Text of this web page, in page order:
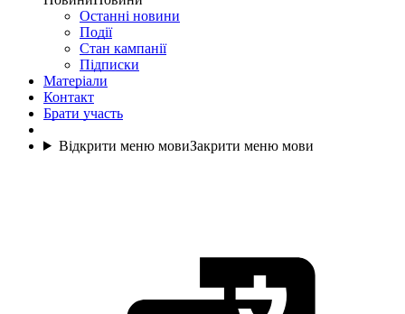
Останні новини
Події
Стан кампанії
Підписки
Матеріали
Контакт
Брати участь
Відкрити меню мовиЗакрити меню мови